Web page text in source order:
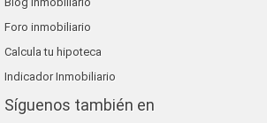
Foro inmobiliario
Calcula tu hipoteca
Indicador Inmobiliario
Síguenos también en